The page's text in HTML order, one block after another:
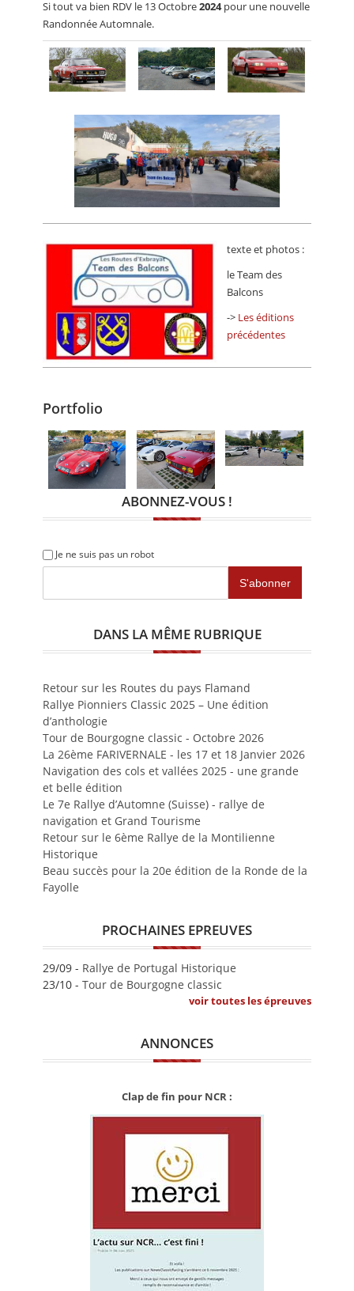
Si tout va bien RDV le 13 Octobre2024pour une nouvelle
Randonnée Automnale.
texte et photos :
le Team des
Balcons
-> Les éditions
précédentes
Portfolio
ABONNEZ-VOUS !
Je ne suis pas un robot
DANS LA MÊME RUBRIQUE
Retour sur les Routes du pays Flamand
Rallye Pionniers Classic 2025 – Une édition
d’anthologie
Tour de Bourgogne classic - Octobre 2026
La 26ème FARIVERNALE - les 17 et 18 Janvier 2026
Navigation des cols et vallées 2025 - une grande
et belle édition
Le 7e Rallye d’Automne (Suisse) - rallye de
navigation et Grand Tourisme
Retour sur le 6ème Rallye de la Montilienne
Historique
Beau succès pour la 20e édition de la Ronde de la
Fayolle
PROCHAINES EPREUVES
29/09 - Rallye de Portugal Historique
23/10 - Tour de Bourgogne classic
voir toutes les épreuves
ANNONCES
Clap de fin pour NCR :